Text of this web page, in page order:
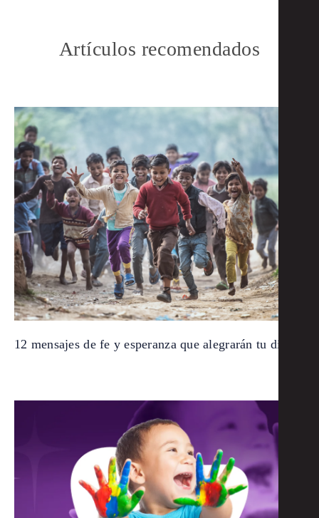
Artículos recomendados
12 mensajes de fe y esperanza que alegrarán tu día